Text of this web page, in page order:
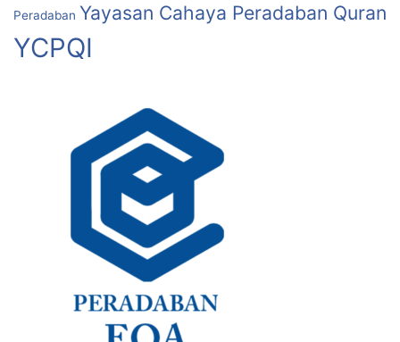
Peradaban Yayasan Cahaya Peradaban Quran
YCPQI